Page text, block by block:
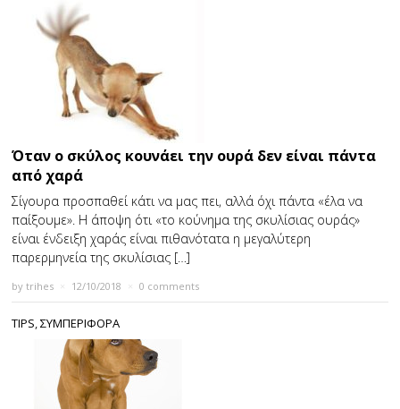
Όταν ο σκύλος κουνάει την ουρά δεν είναι πάντα
από χαρά
Σίγουρα προσπαθεί κάτι να μας πει, αλλά όχι πάντα «έλα να
παίξουμε». Η άποψη ότι «το κούνημα της σκυλίσιας ουράς»
είναι ένδειξη χαράς είναι πιθανότατα η μεγαλύτερη
παρερμηνεία της σκυλίσιας […]
bytrihes 12/10/2018 0 comments
TIPS,ΣΥΜΠΕΡΙΦΟΡΑ